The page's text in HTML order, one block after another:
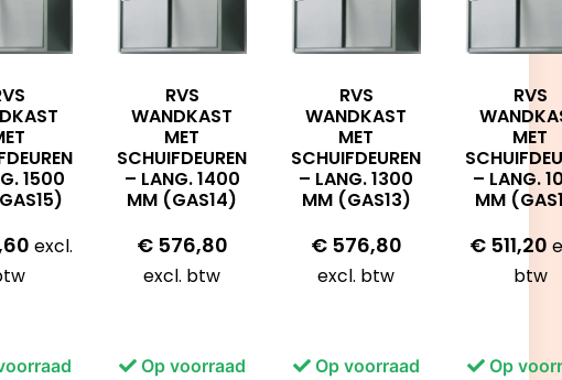
1500
excl.
RVS
WANDKAST
MET
SCHUIFDEUREN
– LANG. 1400
MM (GAS14)
€576,80
excl. btw
Op voorraad
RVS
WANDKAST
MET
SCHUIFDEUREN
– LANG. 1300
MM (GAS13)
€576,80
excl. btw
Op voorraad
RVS
MET
– LANG.
MM
€ 511,20
btw
Op